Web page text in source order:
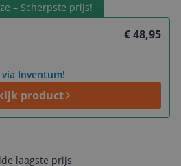
– Scherpste prijs!
€ 48,95
Inventum!
product
laagste prijs